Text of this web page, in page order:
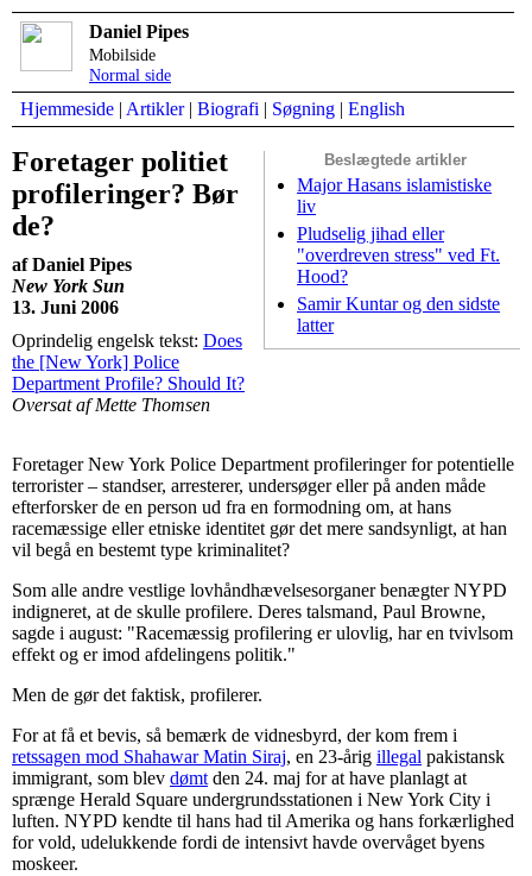
Daniel Pipes
Mobilside
Normal side
Hjemmeside | Artikler| Biografi | Søgning | English
Beslægtede artikler
Major Hasans islamistiske
liv
Pludselig jihad eller
"overdreven stress" ved Ft.
Hood?
Samir Kuntar og den sidste
latter
Foretager politiet
profileringer? Bør
de?
af Daniel Pipes
New York Sun
13. Juni 2006
Oprindelig engelsk tekst: Does
the [New York] Police
Department Profile? Should It?
Oversat af Mette Thomsen
Foretager New York Police Department profileringer for potentielle
terrorister – standser, arresterer, undersøger eller på anden måde
efterforsker de en person ud fra en formodning om, at hans
racemæssige eller etniske identitet gør det mere sandsynligt, at han
vil begå en bestemt type kriminalitet?
Som alle andre vestlige lovhåndhævelsesorganer benægter NYPD
indigneret, at de skulle profilere. Deres talsmand, Paul Browne,
sagde i august: "Racemæssig profilering er ulovlig, har en tvivlsom
effekt og er imod afdelingens politik."
Men de gør det faktisk, profilerer.
For at få et bevis, så bemærk de vidnesbyrd, der kom frem i
retssagen mod Shahawar Matin Siraj, en 23-årig illegal pakistansk
immigrant, som blev dømt den 24. maj for at have planlagt at
sprænge Herald Square undergrundsstationen i New York City i
luften. NYPD kendte til hans had til Amerika og hans forkærlighed
for vold, udelukkende fordi de intensivt havde overvåget byens
moskeer.